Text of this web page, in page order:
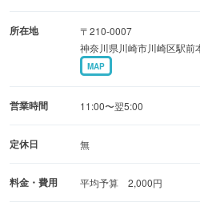
◆歓送迎会や誕生日会はもちろ
ッスンなど活用法は自由自在！
完全防音のプライベート空間で
所在地
〒210-0007
神奈川県川崎市川崎区駅
MAP
営業時間 11:00〜翌5:00
定休日 無
料金・費用 平均予算 2,000円